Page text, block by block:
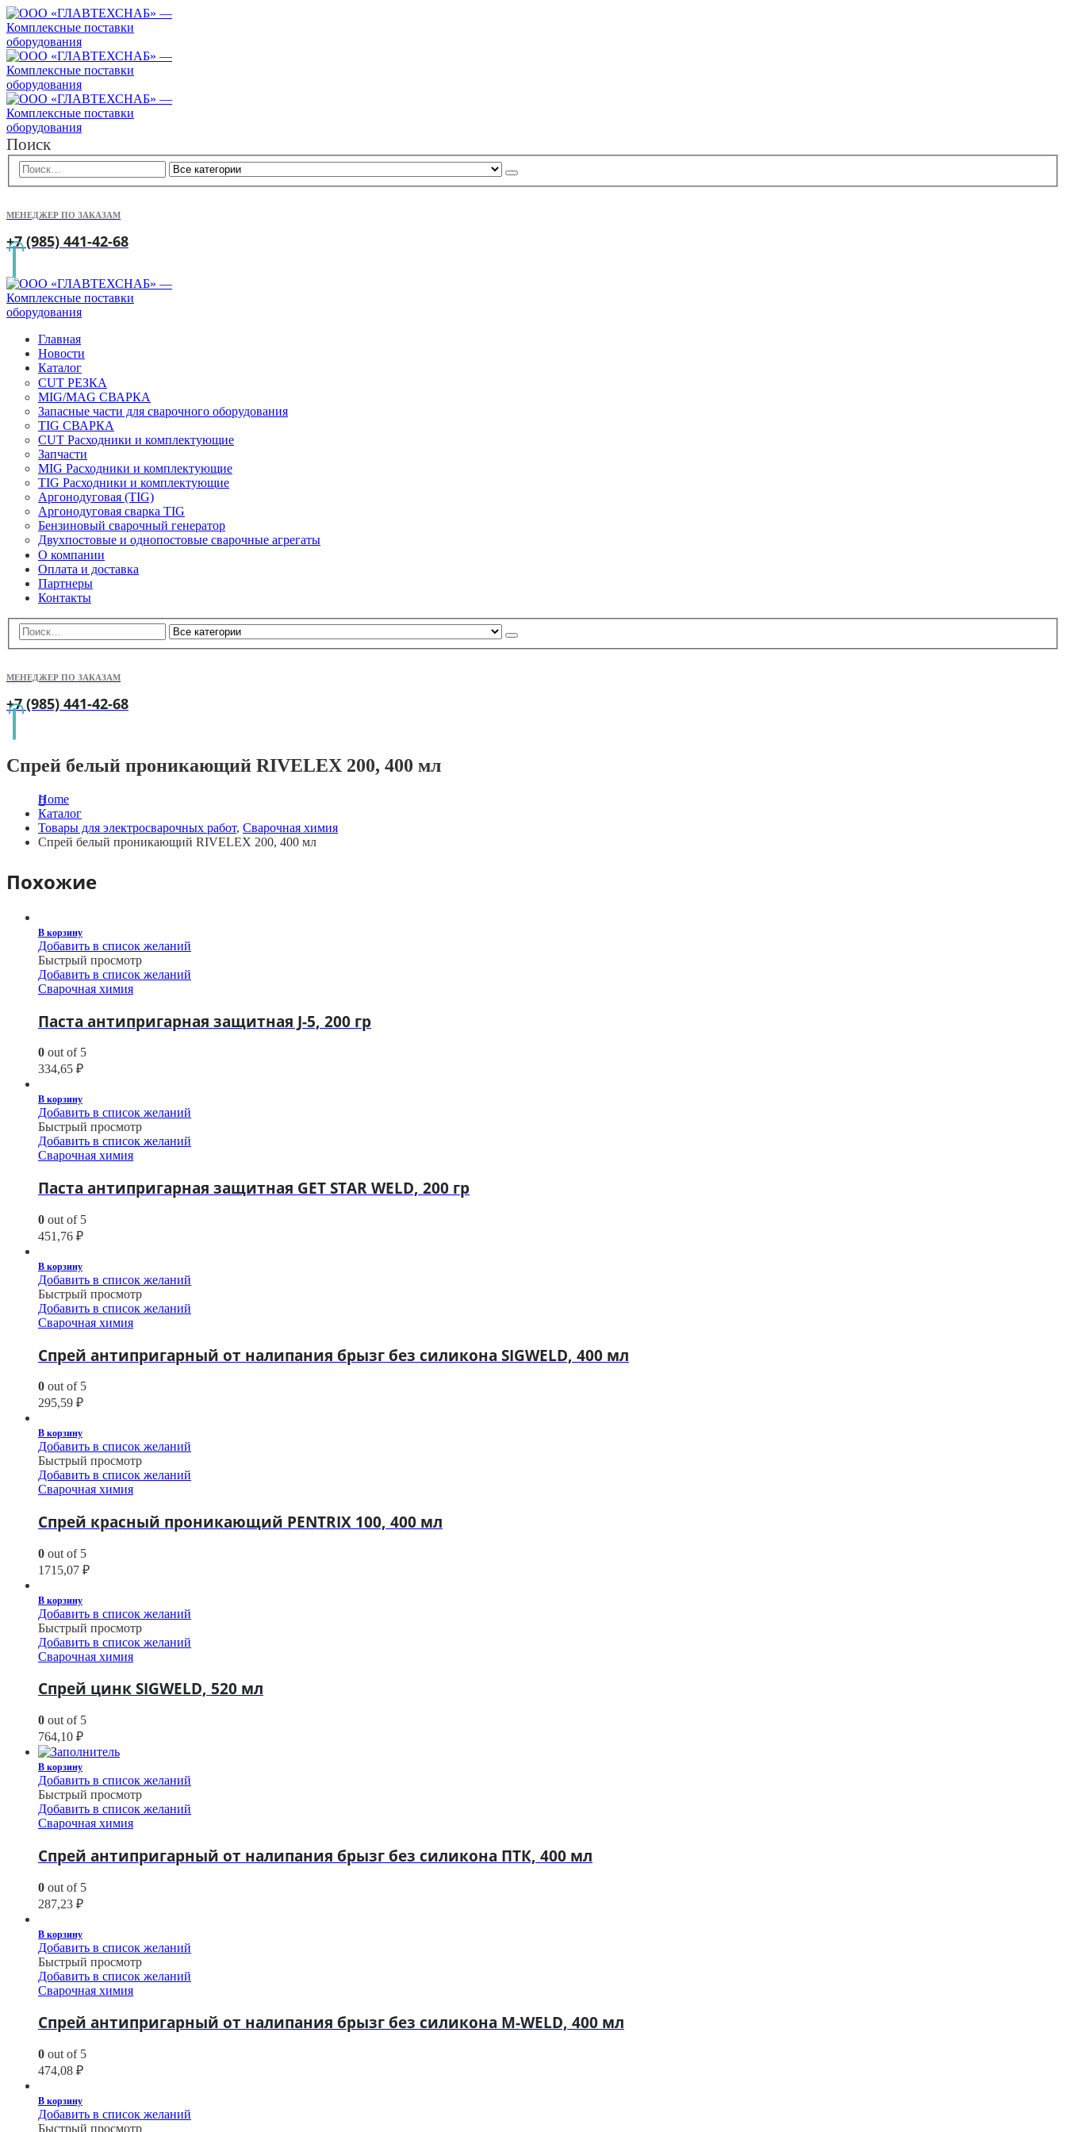
Поиск
МЕНЕДЖЕР ПО ЗАКАЗАМ
+7 (985) 441-42-68
Главная
Новости
Каталог
CUT РЕЗКА
MIG/MAG СВАРКА
Запасные части для сварочного оборудования
TIG СВАРКА
CUT Расходники и комплектующие
Запчасти
MIG Расходники и комплектующие
TIG Расходники и комплектующие
Аргонодуговая (TIG)
Аргонодуговая сварка TIG
Бензиновый сварочный генератор
Двухпостовые и однопостовые сварочные агрегаты
О компании
Оплата и доставка
Партнеры
Контакты
МЕНЕДЖЕР ПО ЗАКАЗАМ
+7 (985) 441-42-68
Спрей белый проникающий RIVELEX 200, 400 мл
Home
Каталог
Товары для электросварочных работ, Сварочная химия
Спрей белый проникающий RIVELEX 200, 400 мл
Похожие
В корзину
Добавить в список желаний
Быстрый просмотр
Добавить в список желаний
Сварочная химия
Паста антипригарная защитная J-5, 200 гр
0 out of 5
334,65 ₽
В корзину
Добавить в список желаний
Быстрый просмотр
Добавить в список желаний
Сварочная химия
Паста антипригарная защитная GET STAR WELD, 200 гр
0 out of 5
451,76 ₽
В корзину
Добавить в список желаний
Быстрый просмотр
Добавить в список желаний
Сварочная химия
Спрей антипригарный от налипания брызг без силикона SIGWELD, 400 мл
0 out of 5
295,59 ₽
В корзину
Добавить в список желаний
Быстрый просмотр
Добавить в список желаний
Сварочная химия
Спрей красный проникающий PENTRIX 100, 400 мл
0 out of 5
1715,07 ₽
В корзину
Добавить в список желаний
Быстрый просмотр
Добавить в список желаний
Сварочная химия
Спрей цинк SIGWELD, 520 мл
0 out of 5
764,10 ₽
В корзину
Добавить в список желаний
Быстрый просмотр
Добавить в список желаний
Сварочная химия
Спрей антипригарный от налипания брызг без силикона ПТК, 400 мл
0 out of 5
287,23 ₽
В корзину
Добавить в список желаний
Быстрый просмотр
Добавить в список желаний
Сварочная химия
Спрей антипригарный от налипания брызг без силикона M-WELD, 400 мл
0 out of 5
474,08 ₽
В корзину
Добавить в список желаний
Быстрый просмотр